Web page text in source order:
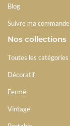
Blog
Suivre ma commande
Nos collections
Toutes les catégories
Décoratif
Fermé
Vintage